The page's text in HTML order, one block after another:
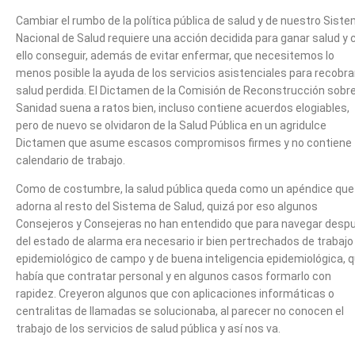
Cambiar el rumbo de la política pública de salud y de nuestro
Nacional de Salud requiere una acción decidida para ganar salud y
ello conseguir, además de evitar enfermar, que necesitemos lo
menos posible la ayuda de los servicios asistenciales para
salud perdida. El Dictamen de la Comisión de Reconstrucción
Sanidad suena a ratos bien, incluso contiene acuerdos elogiables,
pero de nuevo se olvidaron de la Salud Pública en un agridulce
Dictamen que asume escasos compromisos firmes y no contiene
calendario de trabajo.
Como de costumbre, la salud pública queda como un apéndice que
adorna al resto del Sistema de Salud, quizá por eso algunos
Consejeros y Consejeras no han entendido que para navegar
del estado de alarma era necesario ir bien pertrechados de trabajo
epidemiológico de campo y de buena inteligencia epidemiológica,
había que contratar personal y en algunos casos formarlo con
rapidez. Creyeron algunos que con aplicaciones informáticas o
centralitas de llamadas se solucionaba, al parecer no conocen el
trabajo de los servicios de salud pública y así nos va.